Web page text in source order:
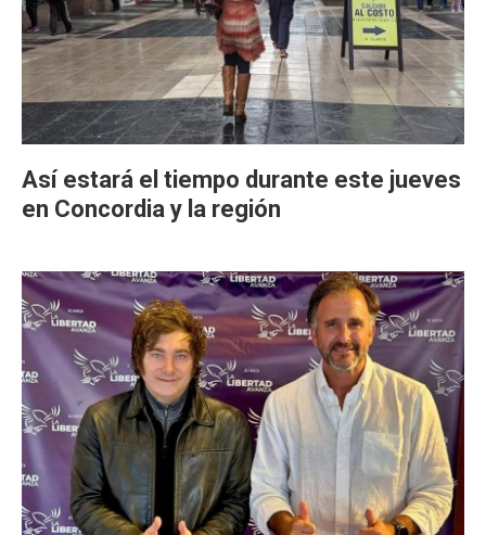
Así estará el tiempo durante este jueves
en Concordia y la región